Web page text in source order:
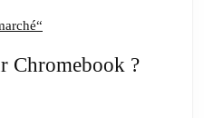
Chromebook ?